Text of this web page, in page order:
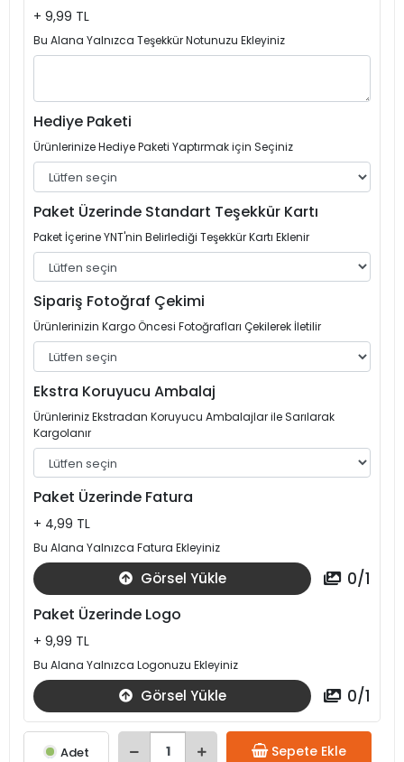
+ 9,99 TL
Bu Alana Yalnızca Teşekkür Notunuzu Ekleyiniz
Hediye Paketi
Ürünlerinize Hediye Paketi Yaptırmak için Seçiniz
Paket Üzerinde Standart Teşekkür Kartı
Paket İçerine YNT'nin Belirlediği Teşekkür Kartı Eklenir
Sipariş Fotoğraf Çekimi
Ürünlerinizin Kargo Öncesi Fotoğrafları Çekilerek İletilir
Ekstra Koruyucu Ambalaj
Ürünleriniz Ekstradan Koruyucu Ambalajlar ile Sarılarak
Kargolanır
Paket Üzerinde Fatura
+ 4,99 TL
Bu Alana Yalnızca Fatura Ekleyiniz
Görsel Yükle 0/1
Paket Üzerinde Logo
+ 9,99 TL
Bu Alana Yalnızca Logonuzu Ekleyiniz
Görsel Yükle 0/1
Adet Sepete Ekle